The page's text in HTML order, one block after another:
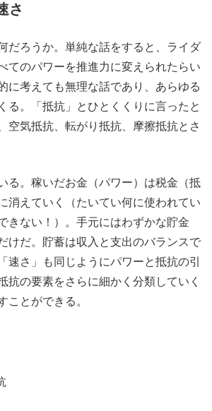
さ
だろうか。単純な話をすると、ライダ
てのパワーを推進力に変えられたらい
に考えても無理な話であり、あらゆる
る。「抵抗」とひとくくりに言ったと
空気抵抗、転がり抵抗、摩擦抵抗とさ
る。稼いだお金（パワー）は税金（抵
消えていく（たいてい何に使われてい
きない！）。手元にはわずかな貯金
けだ。貯蓄は収入と支出のバランスで
速さ」も同じようにパワーと抵抗の引
抗の要素をさらに細かく分類していく
ことができる。